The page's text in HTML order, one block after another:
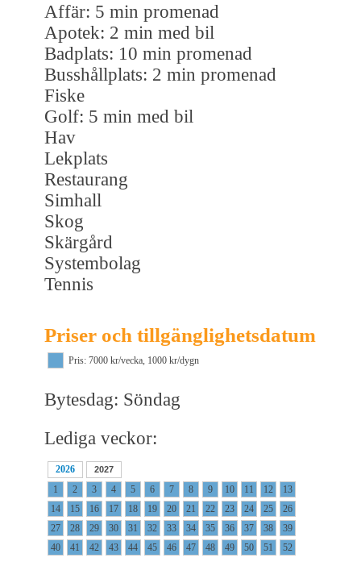
Affär: 5 min promenad
Apotek: 2 min med bil
Badplats: 10 min promenad
Busshållplats: 2 min promenad
Fiske
Golf: 5 min med bil
Hav
Lekplats
Restaurang
Simhall
Skog
Skärgård
Systembolag
Tennis
Priser och tillgänglighetsdatum
Pris: 7000 kr/vecka, 1000 kr/dygn
Bytesdag: Söndag
Lediga veckor:
2026 2027
1 2 3 4 5 6 7 8 9 10 11 12
13
14
15 16 17 18 19 20 21 22 23 24 25
26
27
28 29 30 31 32 33 34 35 36 37 38
39
40
41 42 43 44 45 46 47 48 49 50 51 52